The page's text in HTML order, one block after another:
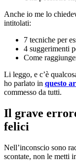
Anche io me lo
intitolati:
7 tecniche per
4 suggerimenti
Come
Li leggo, e c’è
ho parlato in questo
commesso da tutti.
Il grave
felici
Nell’inconscio sono
scontate, non le metti